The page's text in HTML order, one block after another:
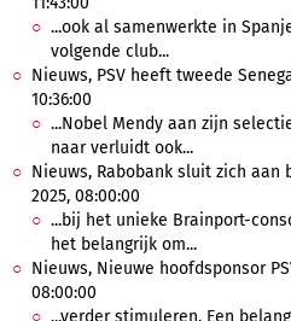
...ook al samenwerkte in
volgende club...
Nieuws, PSV heeft tweede
10:36:00
...Nobel Mendy aan zijn
naar verluidt ook...
Nieuws, Rabobank sluit zich aan
2025, 08:00:00
...bij het unieke Brainport-
het belangrijk om...
Nieuws, Nieuwe hoofdsponsor
08:00:00
...verder stimuleren. Een